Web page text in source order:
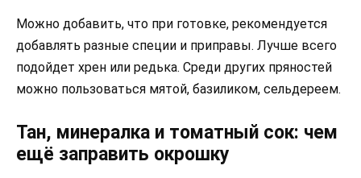
Можно добавить, что при готовке, рекомендуется
добавлять разные специи и приправы. Лучше всего
подойдет хрен или редька. Среди других пряностей
можно пользоваться мятой, базиликом, сельдереем.
Тан, минералка и томатный сок: чем
ещё заправить окрошку